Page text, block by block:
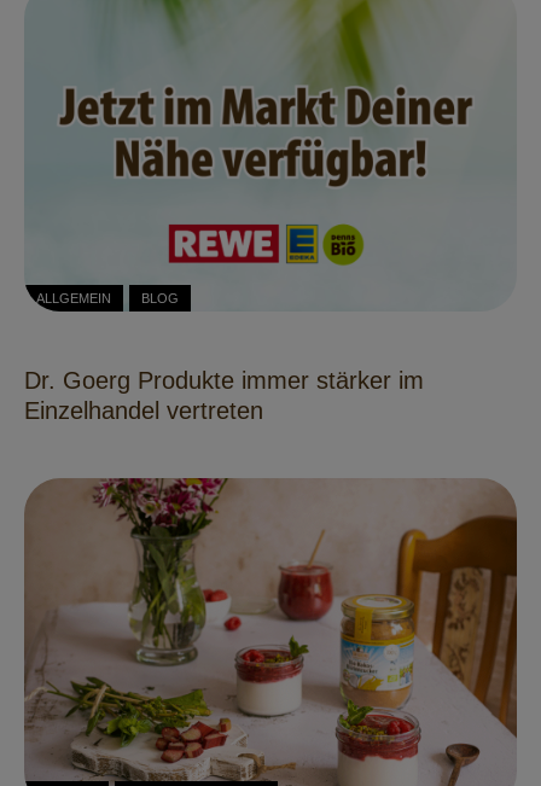
ALLGEMEIN BLOG
Dr. Goerg Produkte immer stärker im
Einzelhandel vertreten